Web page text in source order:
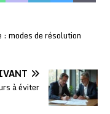
modes de résolution
à éviter